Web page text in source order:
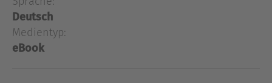
Deutsch
Medientyp:
eBook